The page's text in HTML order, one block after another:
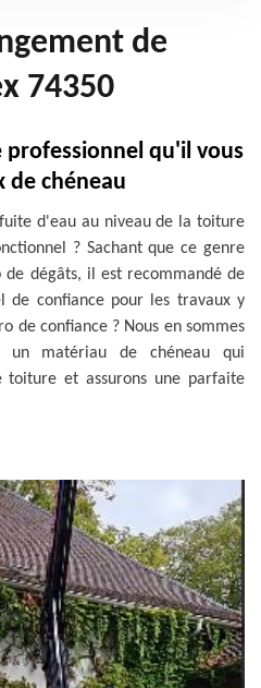
de
74350
professionnel qu'il vous
de chéneau
d'eau au niveau de la toiture
? Sachant que ce genre
de dégâts, il est recommandé de
de confiance pour les travaux y
de confiance ? Nous en sommes
un matériau de chéneau qui
toiture et assurons une parfaite